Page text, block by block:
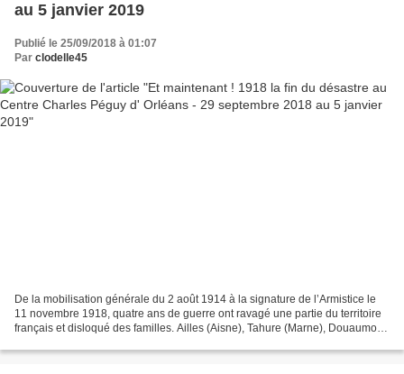
au 5 janvier 2019
Publié le 25/09/2018 à 01:07
Par clodelle45
De la mobilisation générale du 2 août 1914 à la signature de l’Armistice le
11 novembre 1918, quatre ans de guerre ont ravagé une partie du territoire
français et disloqué des familles. Ailles (Aisne), Tahure (Marne), Douaumont